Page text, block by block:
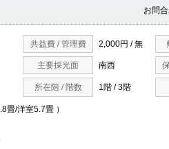
帯広の4000万以上
旭川の4000万以上
お問
共益費 / 管理費 2,000円 / 無
主要採光面 南西
所在階 / 階数 1階 / 3階
畳/洋室5.7畳 ）